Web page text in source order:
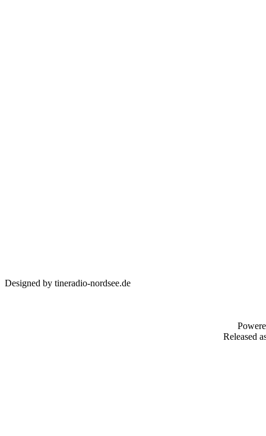
Designed by tineradio-nordsee.de
Released